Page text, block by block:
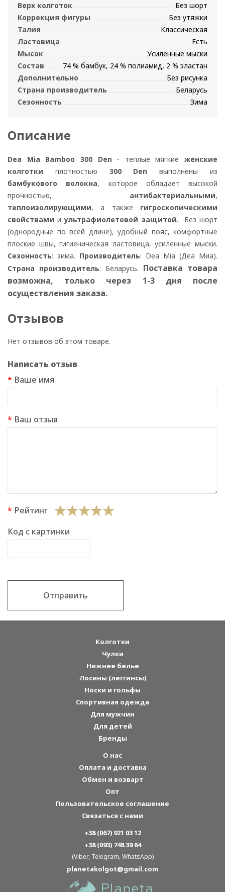
Верх колготок
Без шорт
Коррекция фигуры
Без утяжки
Талия
Классическая
Ластовица
Есть
Мысок
Усиленные мыски
Состав
74 % бамбук, 24 % полиамид, 2 % эластан
Дополнительно
Без рисунка
Страна производитель
Беларусь
Сезонность
Зима
Описание
Dea Mia Bamboo 300 Den - теплые мягкие женские
колготки плотностью 300 Den выполнены из
бамбукового волокна, которое обладает высокой
прочностью, антибактериальными,
теплоизолирующими, а также гигроскопическими
свойствами иультрафиолетовой защитой. Без шорт
(однородные по всей длине), удобный пояс, комфортные
плоские швы, гигиеническая ластовица, усиленные мыски.
Сезонность: зима. Производитель: Dea Mia (Деа Миа).
Страна производитель: Беларусь. Поставка товара
возможна, только через 1-3 дня после
осуществления заказа.
Отзывов
Нет отзывов об этом товаре.
Написать отзыв
Ваше имя
Ваш отзыв
Рейтинг
Код с картинки
Отправить
Колготки
Чулки
Нижнее белье
Лосины (леггинсы)
Носки и гольфы
Спортивная одежда
Для мужчин
Для детей
Бренды
О нас
Оплата и доставка
Обмен и возварт
Опт
Пользовательское соглашение
Связаться с нами
+38 (067) 921 03 12
+38 (093) 748 39 64
(Viber, Telegram, WhatsApp)
planetakolgot@gmail.com